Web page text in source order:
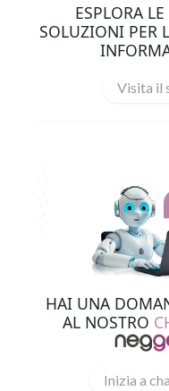
ESPLORA
SOLUZIONI PER
Visita il
HAI UNA
AL NOSTRO
Inizia a